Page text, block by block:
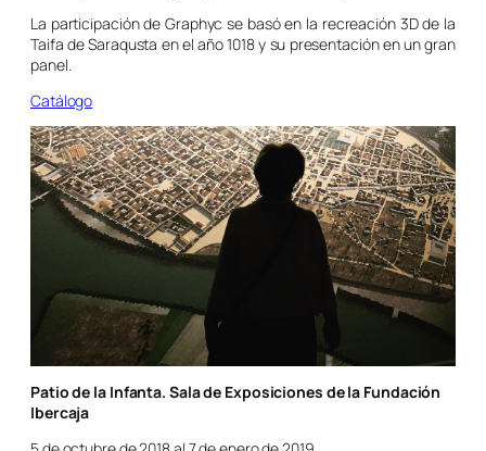
La participación de Graphyc se basó en la recreación 3D de la
Taifa de Saraqusta en el año 1018 y su presentación en un gran
panel.
Catálogo
Patio de la Infanta. Sala de Exposiciones de la Fundación
Ibercaja